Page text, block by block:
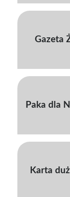
Gazeta
Paka dla
Karta